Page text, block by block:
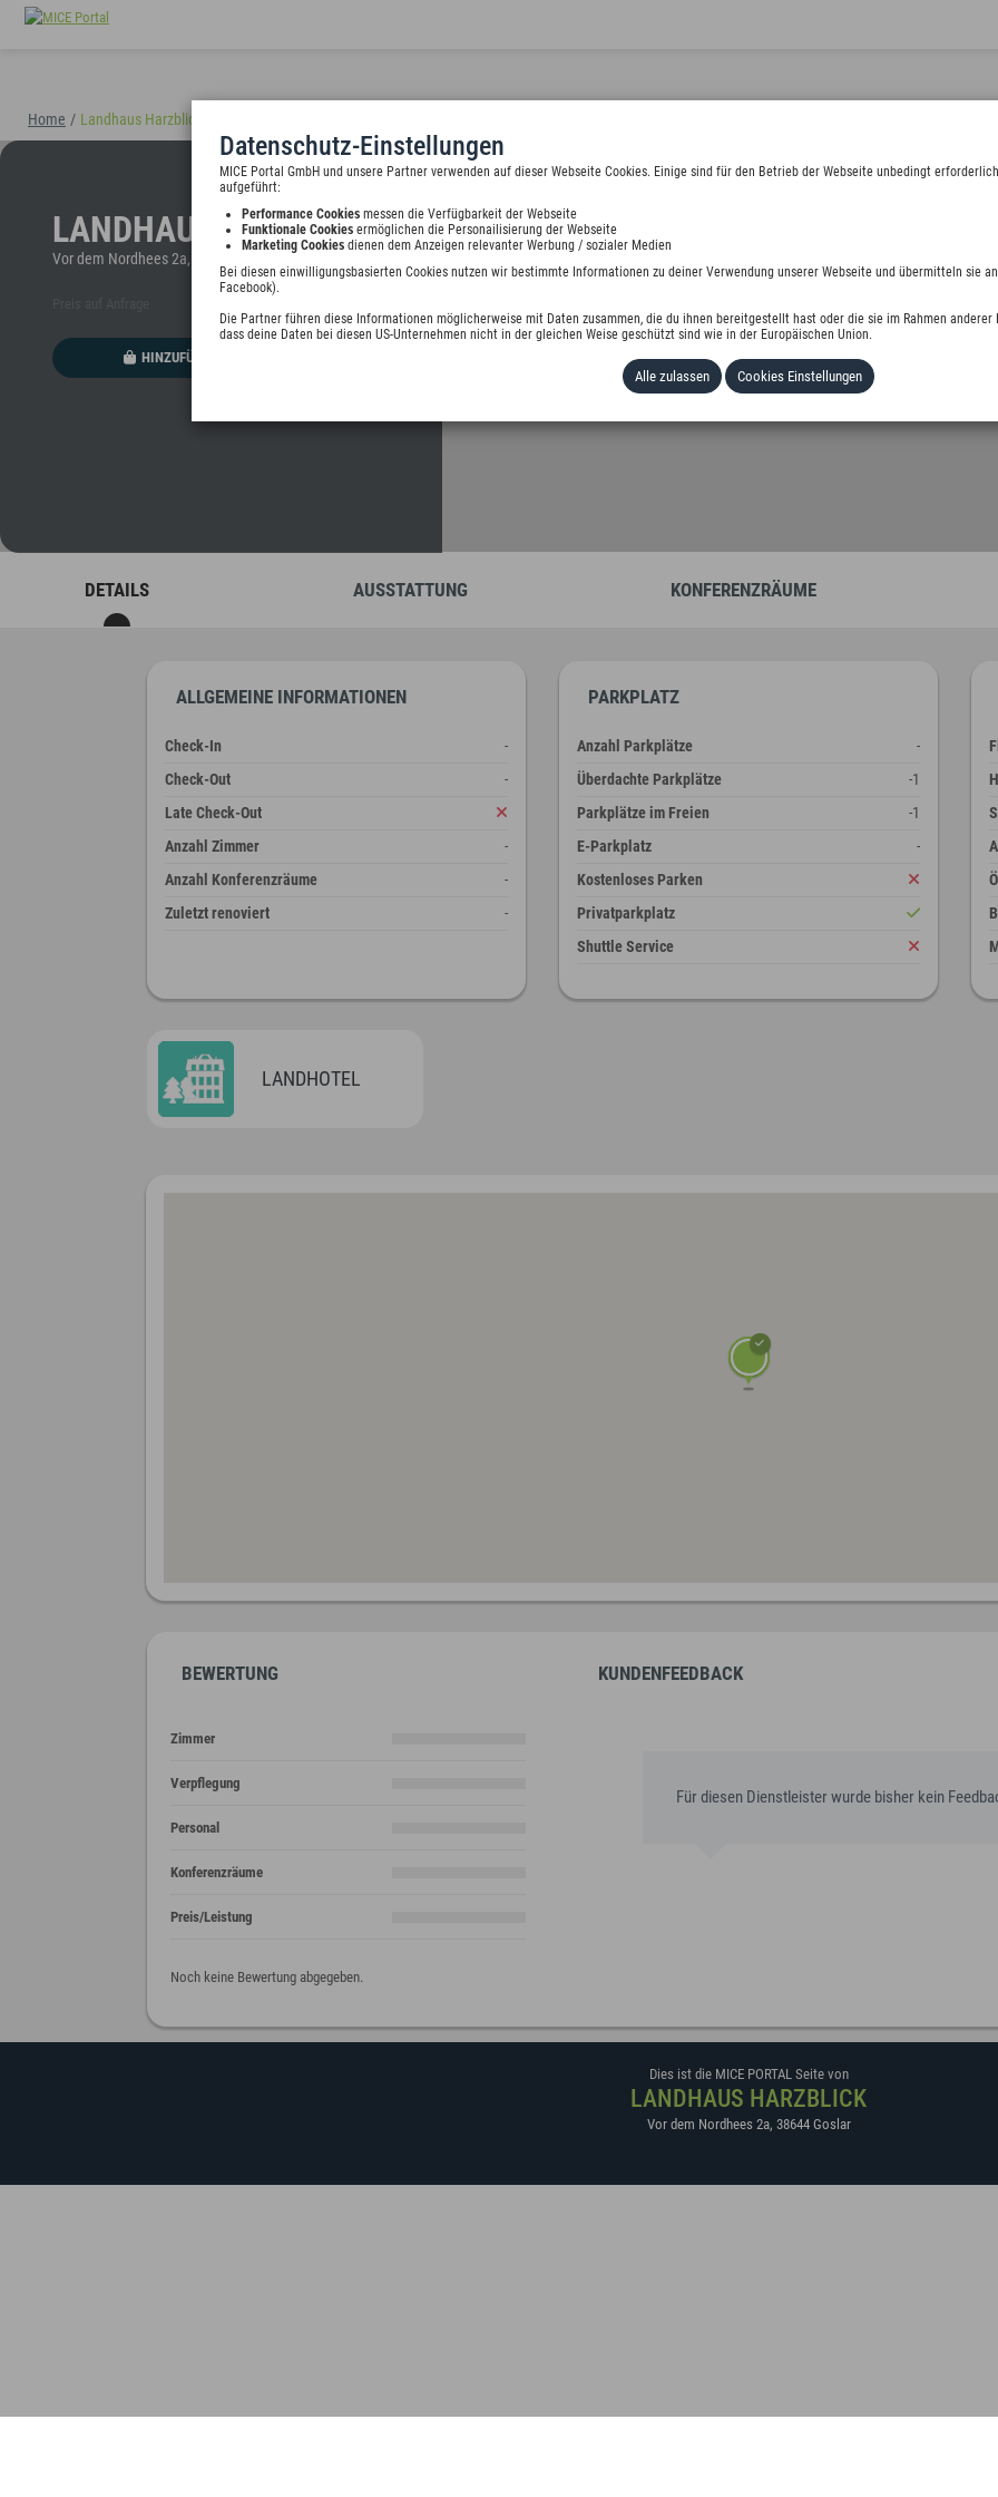
Datenschutz-Einstellungen
MICE Portal GmbH und unsere Partner verwenden auf dieser Webseite Cookies. Einige sind für den Betrieb der Webseite unbedingt
aufgeführt:
Performance Cookies messen die Verfügbarkeit der Webseite
Funktionale Cookies ermöglichen die Personailisierung der Webseite
Marketing Cookies dienen dem Anzeigen relevanter Werbung / sozialer Medien
Bei diesen einwilligungsbasierten Cookies nutzen wir bestimmte Informationen zu deiner Verwendung unserer Webseite und übermitteln sie
Facebook).
Die Partner führen diese Informationen möglicherweise mit Daten zusammen, die du ihnen bereitgestellt hast oder die sie im Rahmen anderer
dass deine Daten bei diesen US-Unternehmen nicht in der gleichen Weise geschützt sind wie in der Europäischen Union.
Alle zulassen Cookies Einstellungen
Home / Landhaus Harzblick
LANDHAUS HARZBLICK
Vor dem Nordhees 2a, 38644 Goslar, Deutschland
HINZUFÜGEN
DETAILS AUSSTATTUNG KONFERENZRÄUME
ALLGEMEINE INFORMATIONEN
Check-In
-
Check-Out
-
Late Check-Out
Anzahl Zimmer
-
Anzahl Konferenzräume
-
Zuletzt renoviert
-
PARKPLATZ
Anzahl Parkplätze
-
Überdachte Parkplätze
-1
Parkplätze im Freien
-1
E-Parkplatz
-
Kostenloses Parken
Privatparkplatz
Shuttle Service
LANDHOTEL
BEWERTUNG
Zimmer
Verpflegung
Personal
Konferenzräume
Preis/Leistung
Noch keine Bewertung abgegeben.
KUNDENFEEDBACK
Für diesen Dienstleister wurde bisher kein
Dies ist die MICE PORTAL Seite von
LANDHAUS HARZBLICK
Vor dem Nordhees 2a, 38644 Goslar